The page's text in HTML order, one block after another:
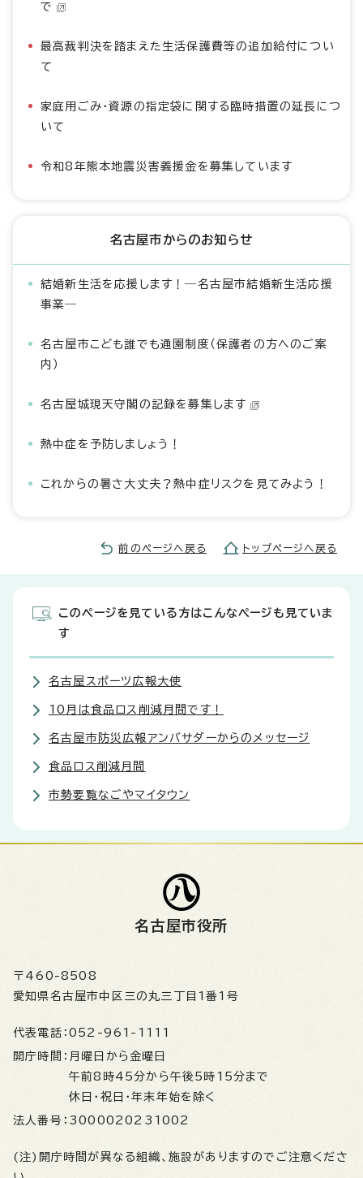
で
最高裁判決を踏まえた生活保護費等の追加給付につい
て
家庭用ごみ・資源の指定袋に関する臨時措置の延長につ
いて
令和8年熊本地震災害義援金を募集しています
名古屋市からのお知らせ
結婚新生活を応援します！―名古屋市結婚新生活応援
事業―
名古屋市こども誰でも通園制度（保護者の方へのご案
内）
名古屋城現天守閣の記録を募集します
熱中症を予防しましょう！
これからの暑さ大丈夫？熱中症リスクを見てみよう！
前のページへ戻る トップページへ戻る
このページを見ている方はこんなページも見ていま
す
名古屋スポーツ広報大使
10月は食品ロス削減月間です！
名古屋市防災広報アンバサダーからのメッセージ
食品ロス削減月間
市勢要覧なごやマイタウン
名古屋市役所
〒460-8508
愛知県名古屋市中区三の丸三丁目1番1号
代表電話： 052-961-1111
開庁時間： 月曜日から金曜日
午前8時45分から午後5時15分まで
休日・祝日・年末年始を除く
法人番号： 3000020231002
(注)開庁時間が異なる組織、施設がありますのでご注意くださ